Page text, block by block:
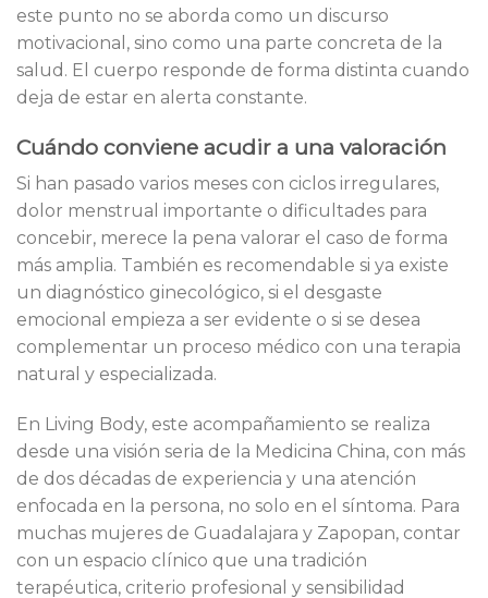
este punto no se aborda como un discurso
motivacional, sino como una parte concreta de la
salud. El cuerpo responde de forma distinta cuando
deja de estar en alerta constante.
Cuándo conviene acudir a una valoración
Si han pasado varios meses con ciclos irregulares,
dolor menstrual importante o dificultades para
concebir, merece la pena valorar el caso de forma
más amplia. También es recomendable si ya existe
un diagnóstico ginecológico, si el desgaste
emocional empieza a ser evidente o si se desea
complementar un proceso médico con una terapia
natural y especializada.
En Living Body, este acompañamiento se realiza
desde una visión seria de la Medicina China, con más
de dos décadas de experiencia y una atención
enfocada en la persona, no solo en el síntoma. Para
muchas mujeres de Guadalajara y Zapopan, contar
con un espacio clínico que una tradición
terapéutica, criterio profesional y sensibilidad